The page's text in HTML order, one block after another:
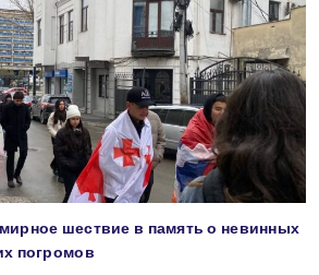
шествие в память о невинных
погромов